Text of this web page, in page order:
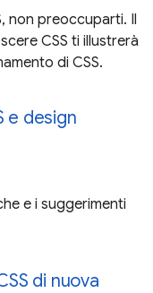
non preoccuparti. Il
CSS ti illustrerà
di CSS.
e design
e i suggerimenti
di nuova